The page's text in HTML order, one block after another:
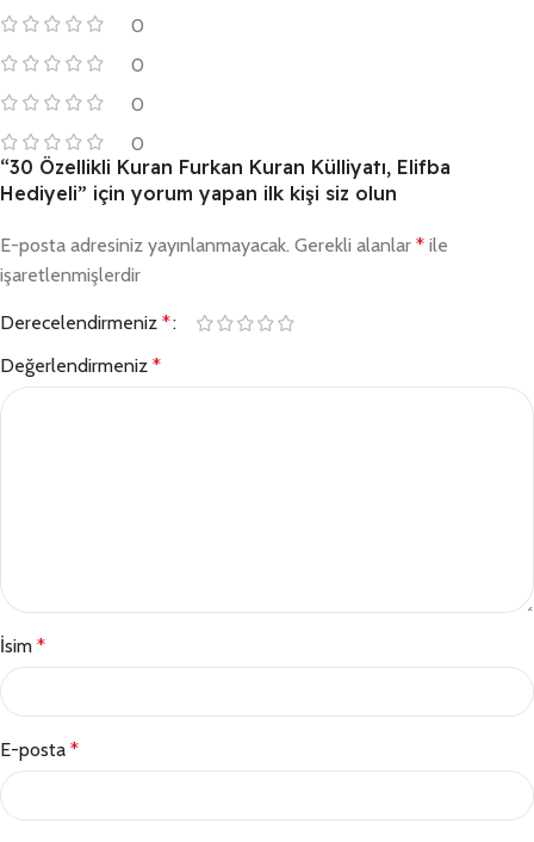
0
0
0
0
“30 Özellikli Kuran Furkan Kuran Külliyatı, Elifba
Hediyeli” için yorum yapan ilk kişi siz olun
E-posta adresiniz yayınlanmayacak. Gerekli alanlar * ile
işaretlenmişlerdir
Derecelendirmeniz *
Değerlendirmeniz *
İsim *
E-posta *